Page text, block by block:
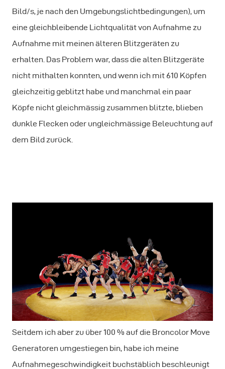
Bild/s, je nach den Umgebungslichtbedingungen), um
eine gleichbleibende Lichtqualität von Aufnahme zu
Aufnahme mit meinen älteren Blitzgeräten zu
erhalten. Das Problem war, dass die alten Blitzgeräte
nicht mithalten konnten, und wenn ich mit 610 Köpfen
gleichzeitig geblitzt habe und manchmal ein paar
Köpfe nicht gleichmässig zusammen blitzte, blieben
dunkle Flecken oder ungleichmässige Beleuchtung auf
dem Bild zurück.
Seitdem ich aber zu über 100 % auf die Broncolor Move
Generatoren umgestiegen bin, habe ich meine
Aufnahmegeschwindigkeit buchstäblich beschleunigt